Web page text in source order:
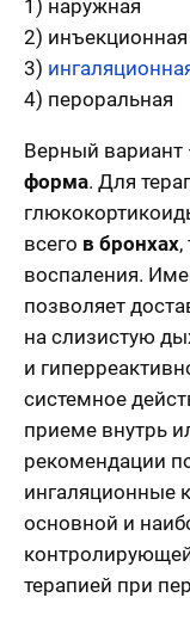
1) наружная
2) инъекционная
3)
4) пероральная
Верный вариант
форма. Для
всего в бронхах,
воспаления.
позволяет
на слизистую
и
системное
приеме внутрь
рекомендации
ингаляционные
основной и
терапией при